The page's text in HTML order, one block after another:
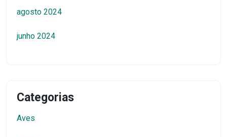
agosto 2024
junho 2024
Categorias
Aves